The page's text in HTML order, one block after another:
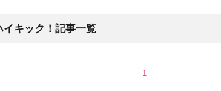
イキック！記事一覧
1